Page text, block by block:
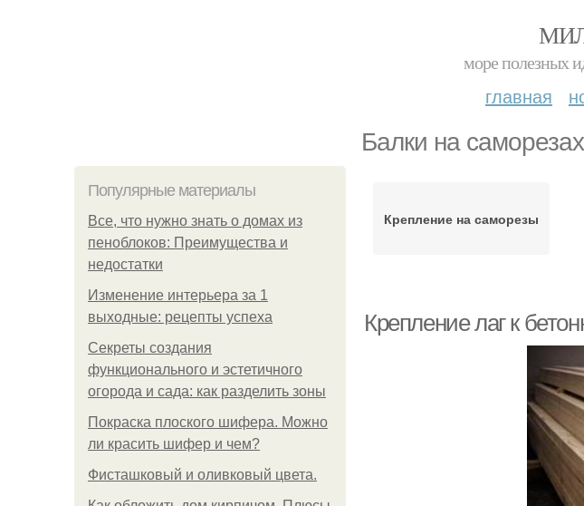
море полезных
главная
Балки на саморезах
Популярные материалы
Все, что нужно знать о домах из
пеноблоков: Преимущества и
недостатки
Изменение интерьера за 1
выходные: рецепты успеха
Секреты создания
функционального и эстетичного
огорода и сада: как разделить зоны
Покраска плоского шифера. Можно
ли красить шифер и чем?
Фисташковый и оливковый цвета.
Крепление на саморезы
Крепление лаг к